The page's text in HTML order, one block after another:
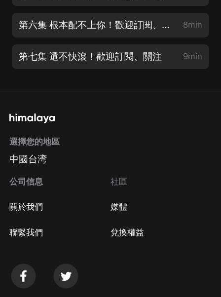
第六集 根本配不上你！歡迎訂閱、關注 8min
第七集 還不快滾！歡迎訂閱、關注 9min
選擇您的地區
中國台湾
公司信息
關於我們
聯繫我們
社區
媒體
兌換權益